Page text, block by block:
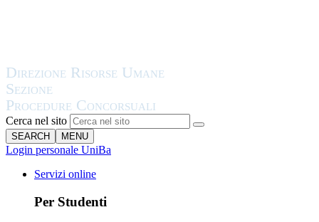
Cerca nel sito
SEARCH MENU
Login personale UniBa
Servizi online
Per Studenti